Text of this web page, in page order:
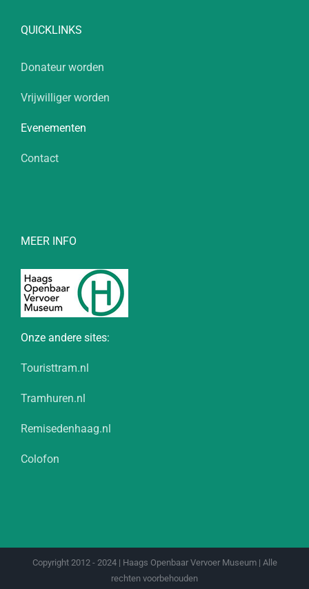
QUICKLINKS
Donateur worden
Vrijwilliger worden
Evenementen
Contact
MEER INFO
Onze andere sites:
Touristtram.nl
Tramhuren.nl
Remisedenhaag.nl
Colofon
Copyright 2012 - 2024 | Haags Openbaar Vervoer Museum | Alle
rechten voorbehouden